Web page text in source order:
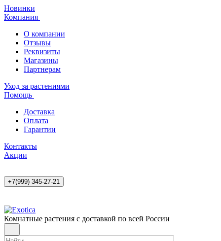
Новинки
Компания
О компании
Отзывы
Реквизиты
Магазины
Партнерам
Уход за растениями
Помощь
Доставка
Оплата
Гарантии
Контакты
Акции
+7(999) 345-27-21
Комнатные растения с доставкой по всей России